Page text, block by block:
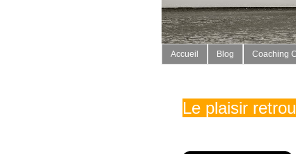
Accueil Blog Coaching
Le plaisir